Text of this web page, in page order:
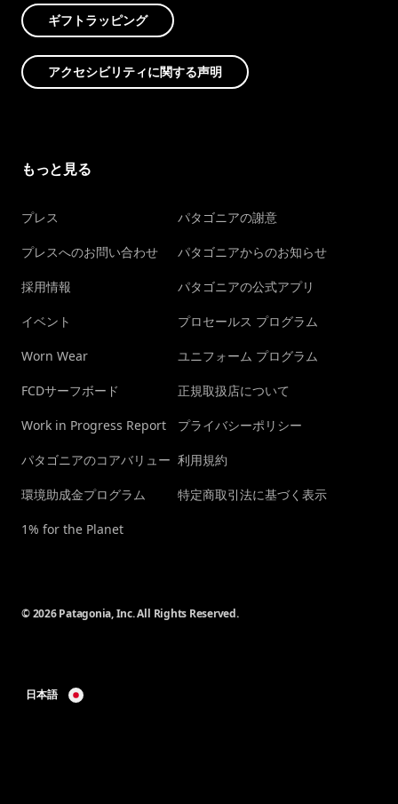
ギフトラッピング
アクセシビリティに関する声明
もっと見る
プレス
プレスへのお問い合わせ
採用情報
イベント
Worn Wear
FCDサーフボード
Work in Progress Report
パタゴニアのコアバリュー
環境助成金プログラム
1% for the Planet
パタゴニアの謝意
パタゴニアからのお知らせ
パタゴニアの公式アプリ
プロセールス プログラム
ユニフォーム プログラム
正規取扱店について
プライバシーポリシー
利用規約
特定商取引法に基づく表示
© 2026 Patagonia, Inc. All Rights Reserved.
日本語